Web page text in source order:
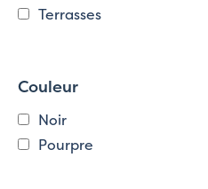
Terrasses
Couleur
Noir
Pourpre